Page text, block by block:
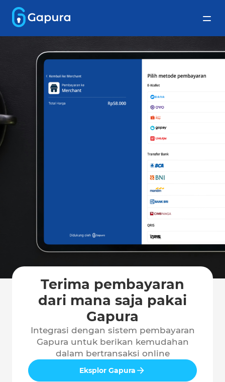
Terima pembayaran
dari mana saja pakai
Gapura
Integrasi dengan sistem pembayaran
Gapura untuk berikan kemudahan
dalam bertransaksi online
Eksplor Gapura